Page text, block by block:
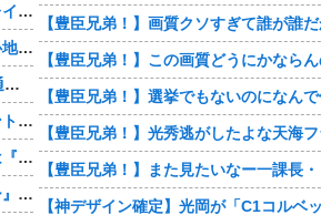
【速報】不同意性交罪の影響で日本でのレイプ認知件数爆増
【速報】専門家「イオンモール熊本の爆心地に”こんなもの”があったんだけど…」
【速報】『ヤニねこ』攻めすぎてBPOに通報される
【速報】長瀬智也さん、すね毛ハラスメントを謝罪「不快な思いをさせて申し訳ありませんでした」
【速報】熊本イオンモール、爆発の原因は『これ』の可能性
お前ら『ペルチェ素子の首ネッククーラー』使ったことあるか？
【豊臣兄弟！】また見たいなー一課長・